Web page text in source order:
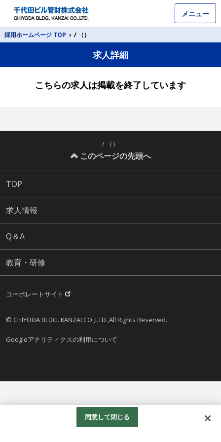
メニュー
採用ホームページ TOP › / （）
求人詳細
こちらの求人は掲載を終了しています
/ （）
このページの先頭へ
TOP
求人情報
Q＆A
教育・研修
コーポレートサイト
© CHIYODA BLDG. KANZAI CO.,LTD.,All Rights Reserved.
Googleアナリティクスの利用について
同意して閉じる